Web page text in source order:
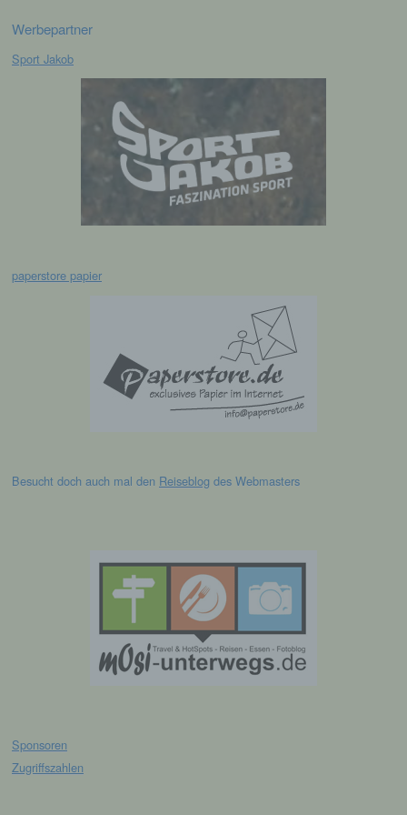
Werbepartner
Sport Jakob
paperstore papier
Besucht doch auch mal den Reiseblog des Webmasters
Sponsoren
Zugriffszahlen
Löschen oder die Vernichtung.
d) Einschränkung der Verarbeitung
Einschränkung der Verarbeitung ist die
Markierung gespeicherter
personenbezogener Daten mit dem Ziel, ihre
künftige Verarbeitung einzuschränken.
Profiling ist jede Art der automatisierten
personenbezogenen Daten verwendet
werden, um bestimmte persönliche Aspekte,
die sich auf eine natürliche Person beziehen,
zu bewerten, insbesondere, um Aspekte
bezüglich Arbeitsleistung, wirtschaftlicher
Lage, Gesundheit, persönlicher Vorlieben,
vorherzusagen.
Pseudonymisierung ist die Verarbeitung
personenbezogener Daten in einer Weise,
auf welche die personenbezogenen Daten
ohne Hinzuziehung zusätzlicher
Informationen nicht mehr einer spezifischen
betroffenen Person zugeordnet werden
können, sofern diese zusätzlichen
natürlichen Person zugewiesen werden.